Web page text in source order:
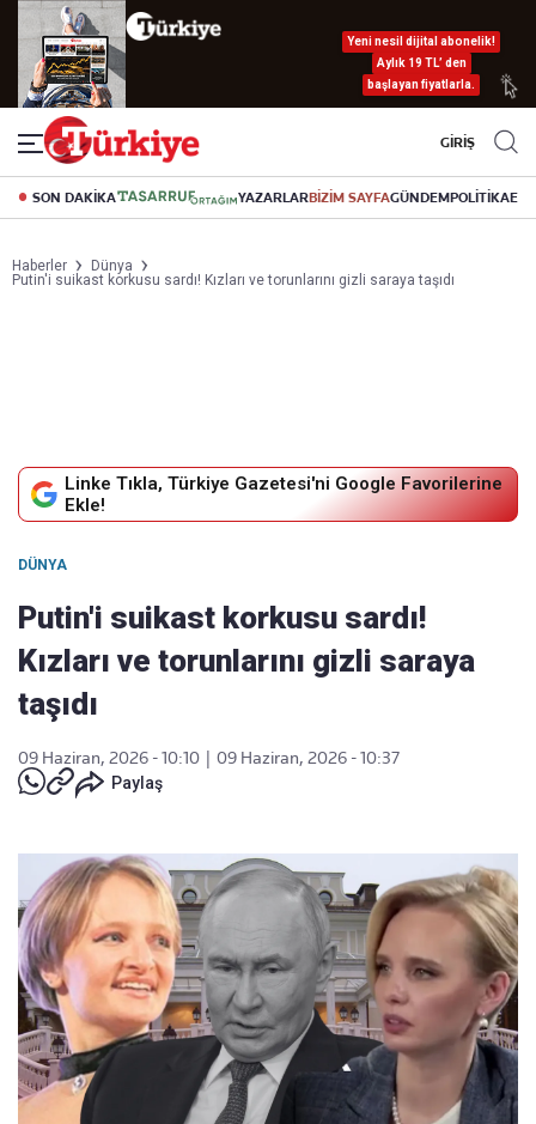
Yeni nesil dijital abonelik!
Aylık 19 TL’ den
başlayan fiyatlarla.
GİRİŞ
SON DAKİKA YAZARLARBİZİM SAYFAGÜNDEMPOLİTİKA
Haberler
Dünya
Putin'i suikast korkusu sardı! Kızları ve torunlarını gizli saraya taşıdı
Linke Tıkla, Türkiye Gazetesi'ni Google Favorilerine
Ekle!
DÜNYA
Putin'i suikast korkusu sardı!
Kızları ve torunlarını gizli saraya
taşıdı
09 Haziran, 2026 - 10:10
09 Haziran, 2026 - 10:37
Paylaş